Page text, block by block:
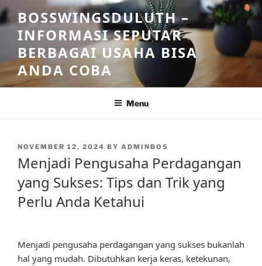
Skip
to
content
BOSSWINGSDULUTH –
INFORMASI SEPUTAR
BERBAGAI USAHA BISA
ANDA COBA
Menu
POSTED
NOVEMBER 12, 2024 BY ADMINBOS
Menjadi Pengusaha Perdagangan
yang Sukses: Tips dan Trik yang
Perlu Anda Ketahui
Menjadi pengusaha perdagangan yang sukses bukanlah
hal yang mudah. Dibutuhkan kerja keras, ketekunan,